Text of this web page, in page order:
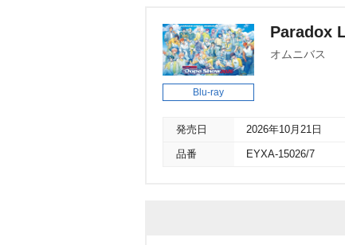
Blu-ray
Paradox
オムニバス
発売日 2026年10月21日
品番 EYXA-15026/7